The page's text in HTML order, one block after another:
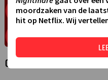
Over EK voetbal:
moordzaken van de
hit op Netflix. Wij